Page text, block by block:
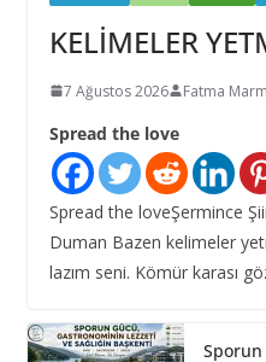
KELİMELER
7 Ağustos 2026 Fatma
Spread the love
Spread the loveŞermince
Duman Bazen kelimeler
lazım seni. Kömür karası